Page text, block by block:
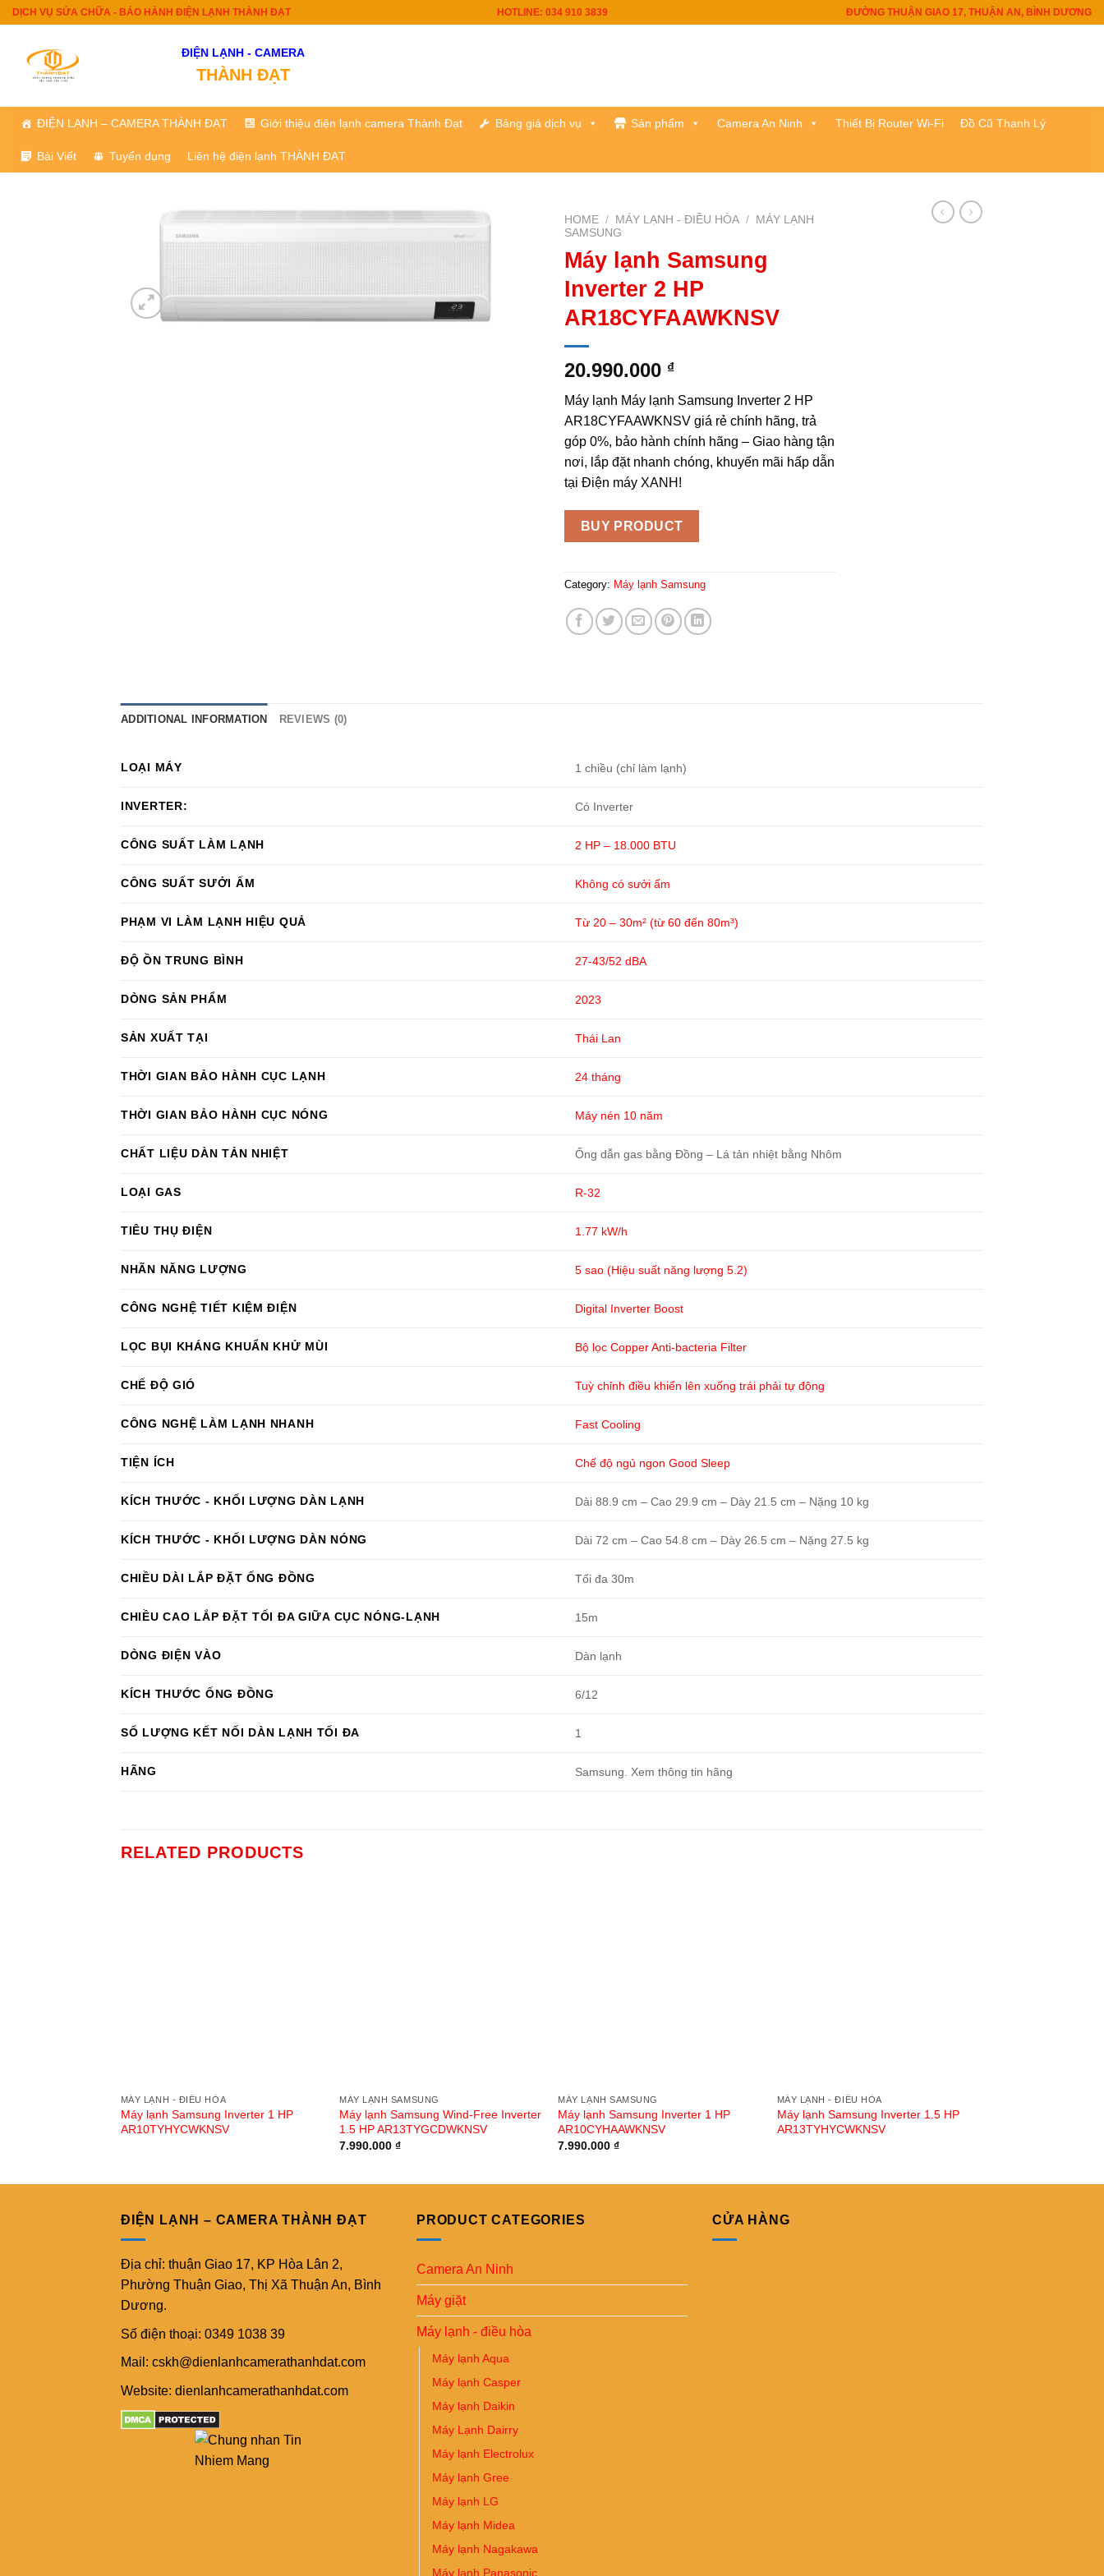
Skip
content
DỊCH VỤ SỬA CHỮA - BẢO HÀNH ĐIỆN LẠNH THÀNH ĐẠT HOTLINE: 034 910 3839 ĐƯỜNG THUẬN GIAO 17, THUẬN AN, BÌNH DƯƠNG
ĐIỆN LẠNH - CAMERA
THÀNH ĐẠT
ĐIỆN LẠNH – CAMERA THÀNH ĐẠT Giới thiệu điện lạnh camera Thành Đạt Bảng giá dịch vụ Sản phẩm Camera An Ninh Thiết Bị Router Wi-Fi Đồ Cũ Thanh Lý
Bài Viết Tuyển dụng Liên hệ điện lạnh THÀNH ĐẠT
HOME / MÁY LẠNH - ĐIỀU HÒA /
MÁY LẠNH
SAMSUNG
Máy lạnh Samsung
Inverter 2 HP
AR18CYFAAWKNSV
20.990.000 ₫
Máy lạnh Máy lạnh Samsung Inverter 2 HP
AR18CYFAAWKNSV giá rẻ chính hãng, trả
góp 0%, bảo hành chính hãng – Giao hàng tận
nơi, lắp đặt nhanh chóng, khuyến mãi hấp dẫn
tại Điện máy XANH!
BUY PRODUCT
Category: Máy lạnh Samsung
ADDITIONAL INFORMATION REVIEWS (0)
LOẠI MÁY 1 chiều (chỉ làm lạnh)
INVERTER: Có Inverter
CÔNG SUẤT LÀM LẠNH 2 HP – 18.000 BTU
CÔNG SUẤT SƯỞI ẤM Không có sưởi ấm
PHẠM VI LÀM LẠNH HIỆU QUẢ Từ 20 – 30m² (từ 60 đến 80m³)
ĐỘ ỒN TRUNG BÌNH 27-43/52 dBA
DÒNG SẢN PHẨM 2023
SẢN XUẤT TẠI Thái Lan
THỜI GIAN BẢO HÀNH CỤC LẠNH 24 tháng
THỜI GIAN BẢO HÀNH CỤC NÓNG Máy nén 10 năm
CHẤT LIỆU DÀN TẢN NHIỆT Ống dẫn gas bằng Đồng – Lá tản nhiệt bằng Nhôm
LOẠI GAS R-32
TIÊU THỤ ĐIỆN 1.77 kW/h
NHÃN NĂNG LƯỢNG 5 sao (Hiệu suất năng lượng 5.2)
CÔNG NGHỆ TIẾT KIỆM ĐIỆN Digital Inverter Boost
LỌC BỤI KHÁNG KHUẨN KHỬ MÙI Bộ lọc Copper Anti-bacteria Filter
CHẾ ĐỘ GIÓ Tuỳ chỉnh điều khiển lên xuống trái phải tự động
CÔNG NGHỆ LÀM LẠNH NHANH Fast Cooling
TIỆN ÍCH Chế độ ngủ ngon Good Sleep
KÍCH THƯỚC - KHỐI LƯỢNG DÀN LẠNH Dài 88.9 cm – Cao 29.9 cm – Dày 21.5 cm – Nặng 10 kg
KÍCH THƯỚC - KHỐI LƯỢNG DÀN NÓNG Dài 72 cm – Cao 54.8 cm – Dày 26.5 cm – Nặng 27.5 kg
CHIỀU DÀI LẮP ĐẶT ỐNG ĐỒNG Tối đa 30m
CHIỀU CAO LẮP ĐẶT TỐI ĐA GIỮA CỤC NÓNG-LẠNH 15m
DÒNG ĐIỆN VÀO Dàn lạnh
KÍCH THƯỚC ỐNG ĐỒNG 6/12
SỐ LƯỢNG KẾT NỐI DÀN LẠNH TỐI ĐA 1
HÃNG Samsung. Xem thông tin hãng
RELATED PRODUCTS
MÁY LẠNH - ĐIỀU HÒA
Máy lạnh Samsung Inverter 1 HP
AR10TYHYCWKNSV
MÁY LẠNH SAMSUNG
Máy lạnh Samsung Wind-Free Inverter
1.5 HP AR13TYGCDWKNSV
7.990.000₫
MÁY LẠNH SAMSUNG
Máy lạnh Samsung Inverter 1 HP
AR10CYHAAWKNSV
7.990.000₫
MÁY LẠNH - ĐIỀU HÒA
Máy lạnh Samsung Inverter 1.5 HP
AR13TYHYCWKNSV
ĐIỆN LẠNH – CAMERA THÀNH ĐẠT
Địa chỉ: thuận Giao 17, KP Hòa Lân 2,
Phường Thuận Giao, Thị Xã Thuận An, Bình
Dương.
Số điện thoại: 0349 1038 39
Mail: cskh@dienlanhcamerathanhdat.com
Website: dienlanhcamerathanhdat.com
PRODUCT CATEGORIES
Camera An Ninh
Máy giặt
Máy lạnh - điều hòa
Máy lạnh Aqua
Máy lạnh Casper
Máy lạnh Daikin
Máy Lạnh Dairry
Máy lạnh Electrolux
Máy lạnh Gree
Máy lạnh LG
Máy lạnh Midea
Máy lạnh Nagakawa
Máy lạnh Panasonic
CỬA HÀNG